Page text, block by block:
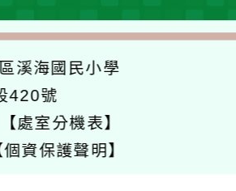
溪海國民小學
420號
【處室分機表】
個資保護聲明】